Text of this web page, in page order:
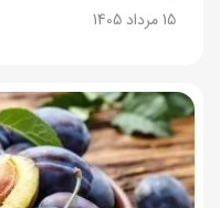
15 مرداد 1405